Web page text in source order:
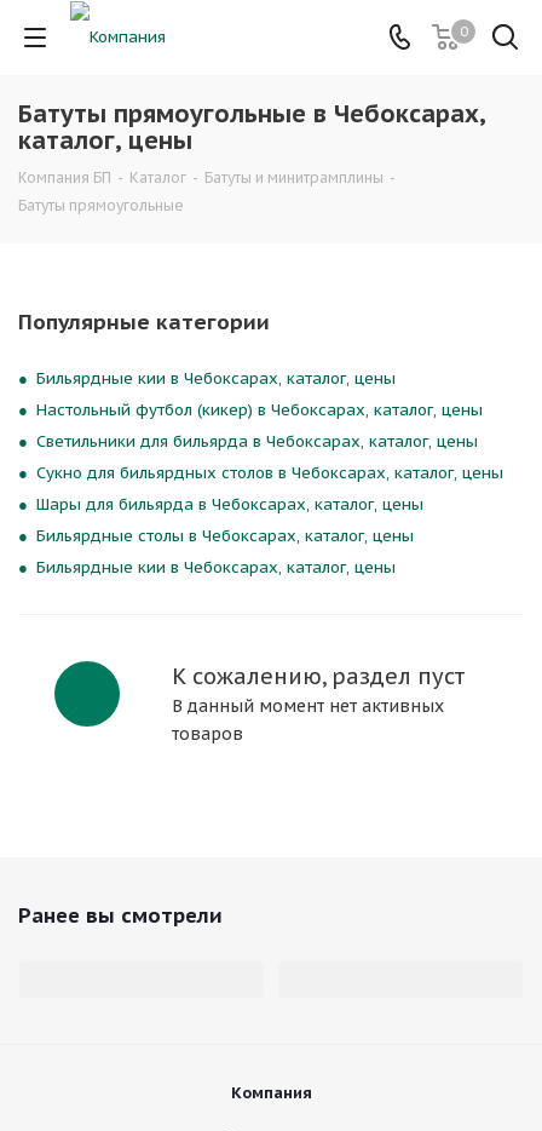
0
Батуты прямоугольные в Чебоксарах,
каталог, цены
Компания БП - Каталог - Батуты и минитрамплины -
Батуты прямоугольные
Популярные категории
Бильярдные кии в Чебоксарах, каталог, цены
Настольный футбол (кикер) в Чебоксарах, каталог, цены
Светильники для бильярда в Чебоксарах, каталог, цены
Сукно для бильярдных столов в Чебоксарах, каталог, цены
Шары для бильярда в Чебоксарах, каталог, цены
Бильярдные столы в Чебоксарах, каталог, цены
Бильярдные кии в Чебоксарах, каталог, цены
К сожалению, раздел пуст
В данный момент нет активных
товаров
Ранее вы смотрели
Компания